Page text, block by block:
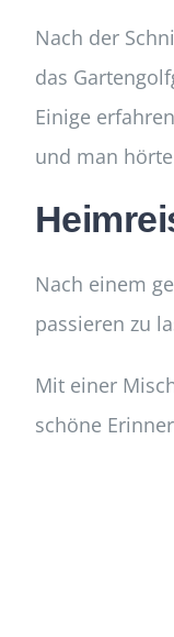
Nach der
das
Einige
und man
Nach einem
passieren zu
Mit einer
schöne